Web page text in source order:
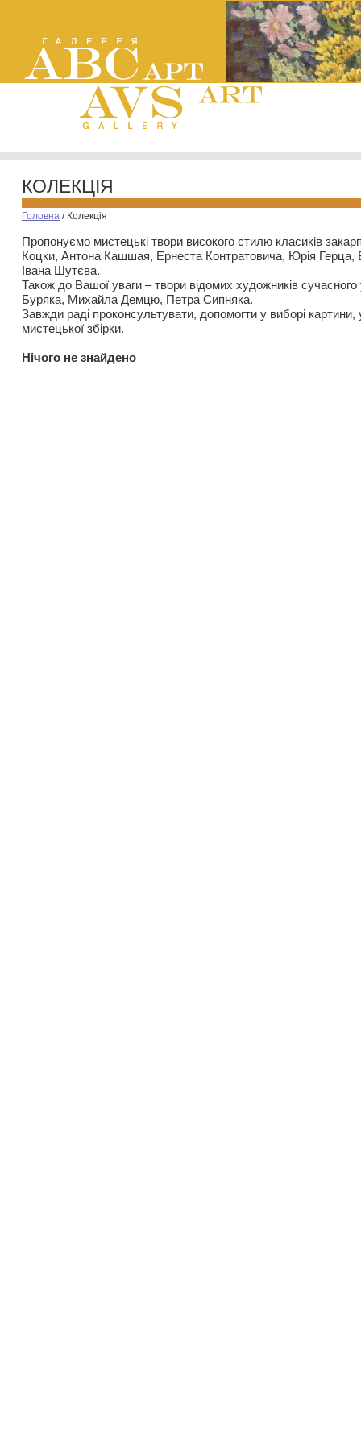
КОЛЕКЦІЯ
Головна / Колекція
Пропонуємо мистецькі твори високого стилю класиків
Коцки, Антона Кашшая, Ернеста Контратовича, Юрія
Івана Шутєва.
Також до Вашої уваги – твори відомих художників
Буряка, Михайла Демцю, Петра Сипняка.
Завжди раді проконсультувати, допомогти у виборі картини,
мистецької збірки.
Нiчого не знайдено